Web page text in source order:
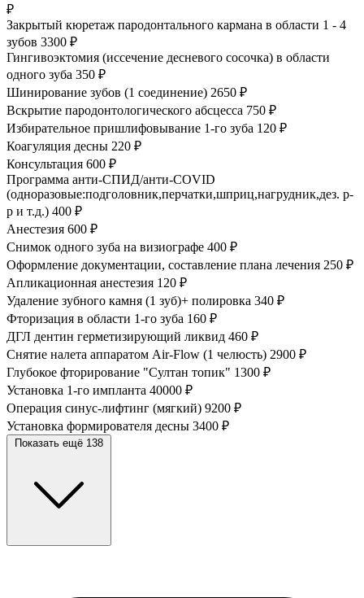
₽
Закрытый кюретаж пародонтального кармана в области 1 - 4
зубов 3300 ₽
Гингивоэктомия (иссечение десневого сосочка) в области
одного зуба 350 ₽
Шинирование зубов (1 соединение) 2650 ₽
Вскрытие пародонтологического абсцесса 750 ₽
Избирательное пришлифовывание 1-го зуба 120 ₽
Коагуляция десны 220 ₽
Консультация 600 ₽
Программа анти-СПИД/анти-COVID
(одноразовые:подголовник,перчатки,шприц,нагрудник,дез. р-
р и т.д.) 400 ₽
Анестезия 600 ₽
Снимок одного зуба на визиографе 400 ₽
Оформление документации, составление плана лечения 250 ₽
Апликационная анестезия 120 ₽
Удаление зубного камня (1 зуб)+ полировка 340 ₽
Фторизация в области 1-го зуба 160 ₽
ДГЛ дентин герметизирующий ликвид 460 ₽
Снятие налета аппаратом Air-Flow (1 челюсть) 2900 ₽
Глубокое фторирование "Султан топик" 1300 ₽
Установка 1-го импланта 40000 ₽
Операция синус-лифтинг (мягкий) 9200 ₽
Установка формирователя десны 3400 ₽
Показать ещё 138